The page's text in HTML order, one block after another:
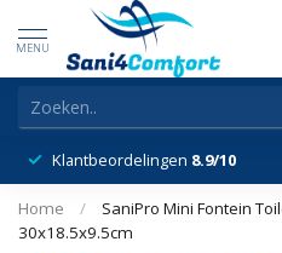
MENU
Klantbeordelingen 8.9/10
Home /
SaniPro Mini Fontein
30x18.5x9.5cm